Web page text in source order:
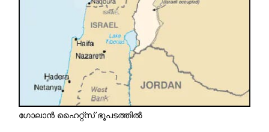
ഗോലാൻ ഹൈറ്റ്സ് ഭൂപടത്തിൽ